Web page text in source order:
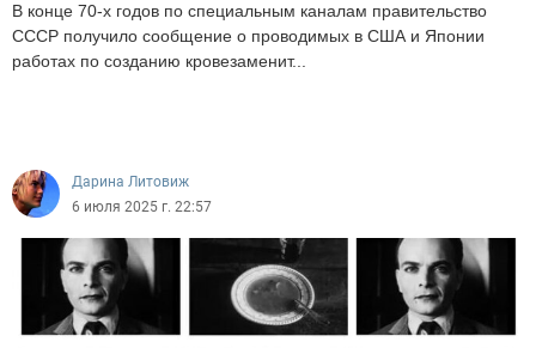
В конце 70-х годов по специальным каналам правительство
СССР получило сообщение о проводимых в США и Японии
работах по созданию кровезаменит...
Дарина Литовиж
6 июля 2025 г. 22:57